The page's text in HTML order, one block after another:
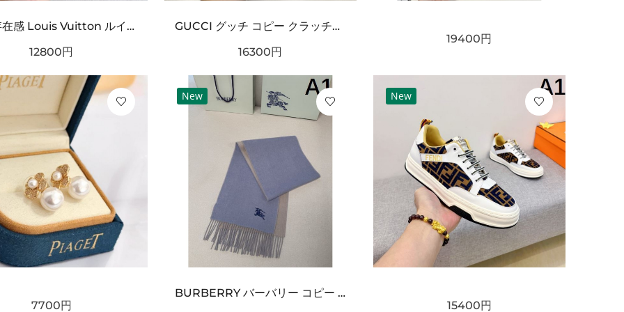
タフ 存在感 Louis Vuitton ルイヴィトン コピー ベルト ブラックチェック型押しレザー シルバーバックル 厚みある仕様 ストリート映えデザイン
12800円
GUCCI グッチ コピー クラッチバッグ GGスプリームキャンバス スリムフォルム フラップデザイン リストストラップ付き 軽量設計
16300円
19400円
7700円
New
BURBERRY バーバリー コピー マフラー ライトブルー×グレー配色 ワンポイント騎士刺繍 フリンジ仕上げ 柔らかウール素材 上品な印象
New
15400円